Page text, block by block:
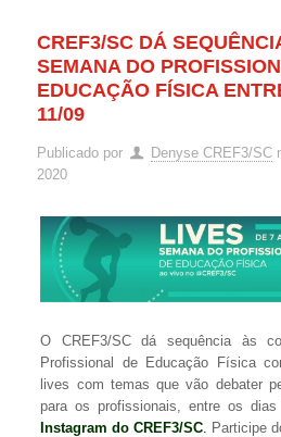
CREF3/SC DÁ
SEMANA DO
EDUCAÇÃO FÍSICA
11/09
Publicado por Denyse CREF3/SC
2020
O CREF3/SC dá sequência às
Profissional de Educação Física
lives com temas que vão debater
para os profissionais, entre os
Instagram do CREF3/SC
Participe